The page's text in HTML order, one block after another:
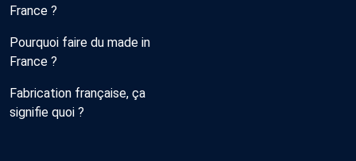
France ?
Pourquoi faire du made in
France ?
Fabrication française, ça
signifie quoi ?